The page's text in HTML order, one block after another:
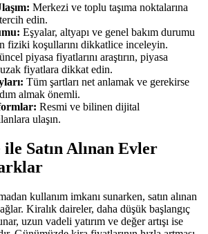
Merkezi ve toplu taşıma noktalarına
edin.
Eşyalar, altyapı ve genel bakım durumu
fiziki koşullarını dikkatlice inceleyin.
piyasa fiyatlarını araştırın, piyasa
uzak fiyatlara dikkat edin.
Tüm şartları net anlamak ve gerekirse
almak önemli.
Resmi ve bilinen dijital
ulaşın.
Satın Alınan Evler
kullanım imkanı sunarken, satın alınan
Kiralık daireler, daha düşük başlangıç
uzun vadeli yatırım ve değer artışı ise